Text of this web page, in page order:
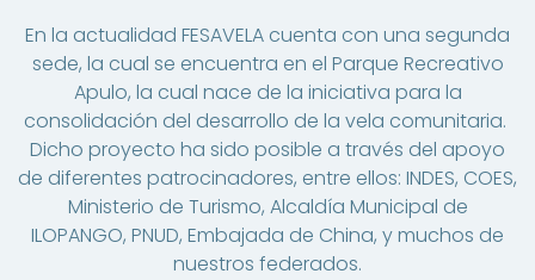
En la actualidad FESAVELA cuenta con una segunda
sede, la cual se encuentra en el Parque Recreativo
Apulo, la cual nace de la iniciativa para la
consolidación del desarrollo de la vela comunitaria.
Dicho proyecto ha sido posible a través del apoyo
de diferentes patrocinadores, entre ellos: INDES, COES,
Ministerio de Turismo, Alcaldía Municipal de
ILOPANGO, PNUD, Embajada de China, y muchos de
nuestros federados.